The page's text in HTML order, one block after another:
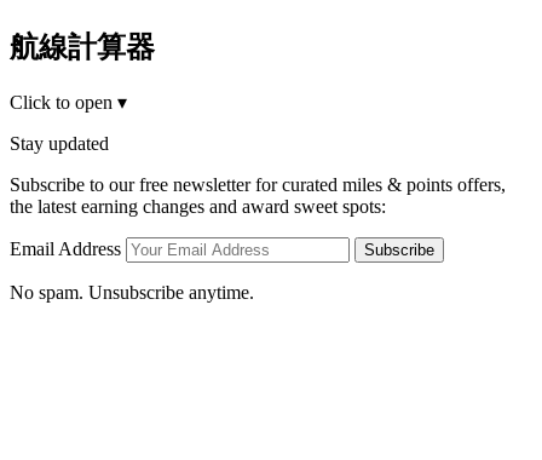
航線計算器
Click to open ▾
Stay updated
Subscribe to our free newsletter for curated miles & points offers,
the latest earning changes and award sweet spots:
Email Address Subscribe
No spam. Unsubscribe anytime.